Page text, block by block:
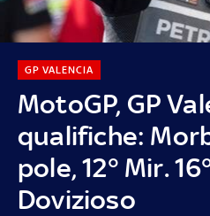
MotoGP, GP
qualifiche:
pole, 12° Mir.
Dovizioso
GP VALENCIA